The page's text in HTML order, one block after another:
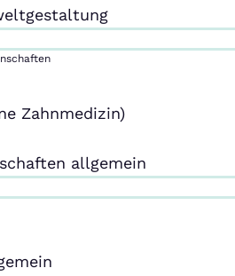
Zahnmedizin)
allgemein